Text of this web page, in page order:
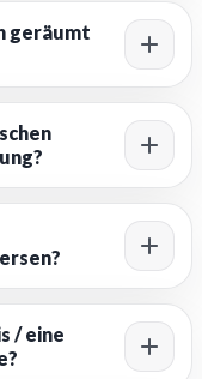
geräumt
/ eine